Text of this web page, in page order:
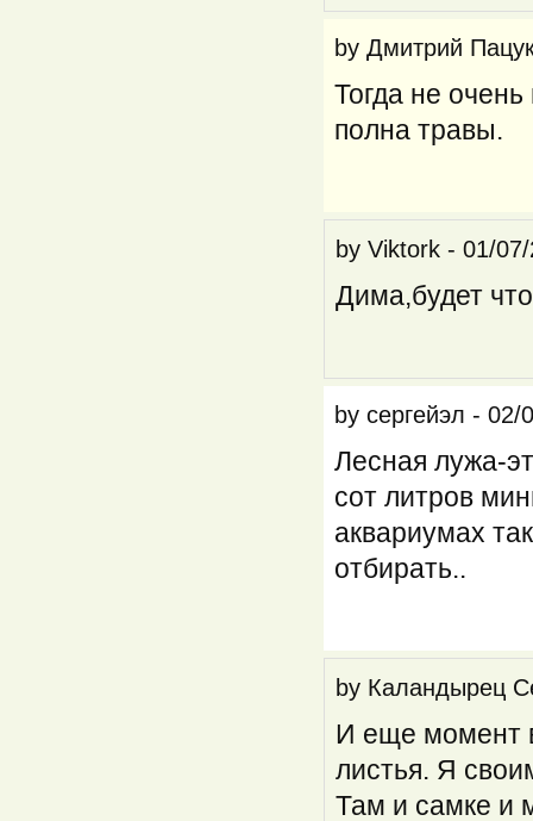
byДмитрий
Тогда не
полна травы.
byViktork -01/
Дима,будет
byсергейэл -02/
Лесная лужа-
сот литров
аквариумах
отбирать..
by Каландырец
И еще момент
листья. Я
Там и самке и